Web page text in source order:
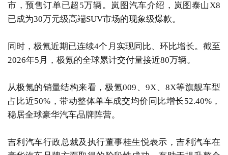
市，预售订单已超5万辆。岚图汽车介绍，岚图泰山X8
已成为30万元级高端SUV市场的现象级爆款。
同时，极氪近期已连续4个月实现同比、环比增长。截至
2026年5月，极氪的全球累计交付量接近80万辆。
从极氪的销量结构来看，极氪009、9X、8X等旗舰车型
占比近50%，带动整体单车成交均价同比增长52.40%，
稳居全球豪华汽车品牌阵营。
吉利汽车行政总裁及执行董事桂生悦表示，吉利汽车在